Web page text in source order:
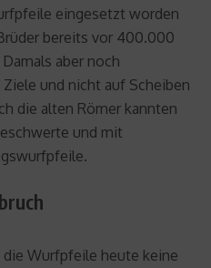
eingesetzt worden
bereits vor 400.000
aber noch
und nicht auf Scheiben
die alten Römer kannten
und mit
Wurfpfeile heute keine